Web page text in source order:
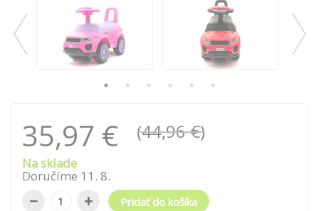
35,97 € (44,96 €)
Na sklade
Doručíme 11 . 8.
− + Pridať do košíka